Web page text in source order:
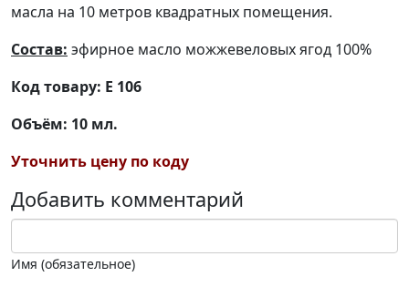
масла на 10 метров квадратных помещения.
Состав: эфирное масло можжевеловых ягод 100%
Код товару: Е 106
Объём: 10 мл.
Уточнить цену по коду
Добавить комментарий
Имя (обязательное)